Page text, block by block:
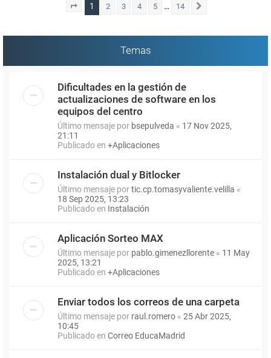
Página 1de 14
1 2 3 4 5 … 14
Temas
Dificultades en la gestión de
actualizaciones de software en los
equipos del centro
Último mensaje por bsepulveda « 17 Nov 2025,
21:11
Publicado en +Aplicaciones
Instalación dual y Bitlocker
Último mensaje portic.cp.tomasyvaliente.velilla «
18 Sep 2025, 13:23
Publicado en Instalación
Aplicación Sorteo MAX
Último mensaje por pablo.gimenezllorente « 11 May
2025, 13:21
Publicado en +Aplicaciones
Enviar todos los correos de una carpeta
Último mensaje por raul.romero « 25 Abr 2025,
10:45
Publicado en Correo EducaMadrid